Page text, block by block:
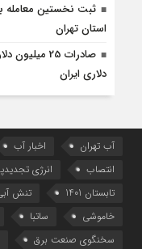
ثبت نخستین معامله
استان تهران
دلاری ایران
آب تهران اخبار آب
انتصاب
انرژی
تابستان 1401
تنش
خاموشی
ساتبا
سخنگوی صنعت برق